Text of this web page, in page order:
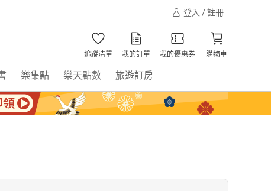
登入 / 註冊
追蹤清單 我的訂單 我的優惠券 購物車
樂集點 樂天點數 旅遊訂房